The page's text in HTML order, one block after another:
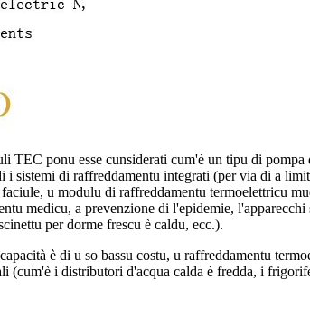
ponu esse cunsiderati cum'è un tipu di
i sistemi di raffreddamentu integrati (per via di a
u modulu di raffreddamentu termoelettricu
medicu, a prevenzione di l'epidemie,
per dorme frescu è caldu, ecc.).
è di u so bassu costu, u raffreddamentu
(cum'è i distributori d'acqua calda è fredda, i